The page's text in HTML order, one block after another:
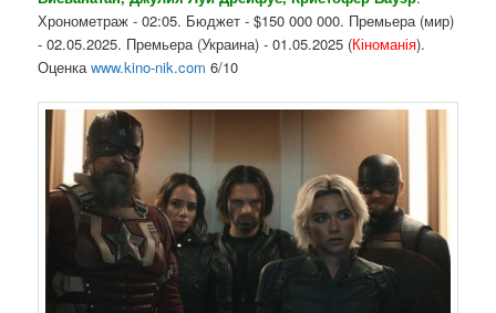
Хронометраж - 02:05. Бюджет - $150 000 000. Премьера (мир)
- 02.05.2025. Премьера (Украина) - 01.05.2025 (Кіноманія).
Оценкаwww.kino-nik.com 6/10